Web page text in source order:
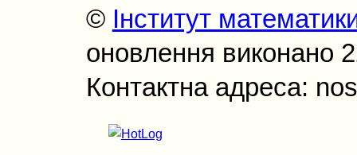
© Інститут
оновлення виконано
Контактна адреса: